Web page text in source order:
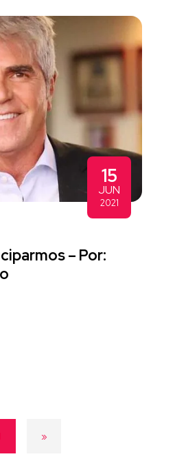
15
JUN
2021
– Por:
»